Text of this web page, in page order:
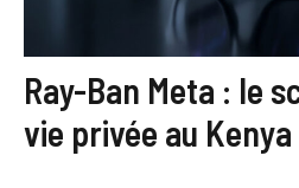
Ray-Ban Meta : le
vie privée au Kenya